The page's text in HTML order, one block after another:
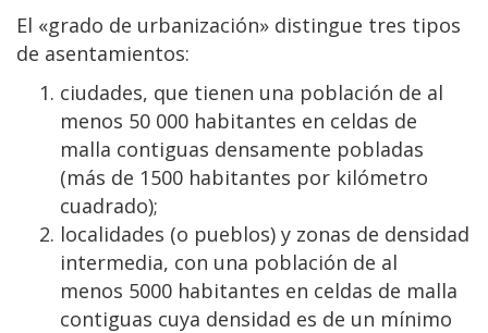
El «grado de urbanización» distingue tres tipos
de asentamientos:
ciudades, que tienen una población de al
menos 50 000 habitantes en celdas de
malla contiguas densamente pobladas
(más de 1500 habitantes por kilómetro
cuadrado);
localidades (o pueblos) y zonas de densidad
intermedia, con una población de al
menos 5000 habitantes en celdas de malla
contiguas cuya densidad es de un mínimo